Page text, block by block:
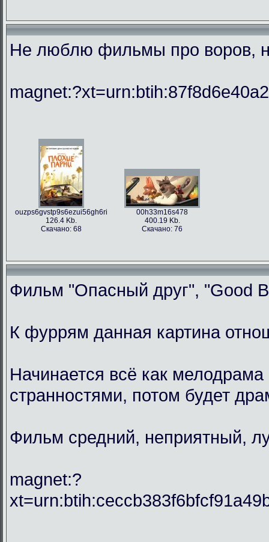
Не люблю фильмы про воров,
ouzps6gvstp9s6ezui56gh6ri
126.4 Kb.
Скачано: 68
00h33m16s478
400.19 Kb.
Скачано: 76
Фильм "Опасный друг", "Good
К фуррям данная картина
Начинается всё как
странностями, потом будет
Фильм средний, неприятный,
magnet:?